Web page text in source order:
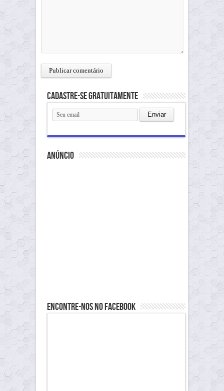
Cadastre-se gratuitamente
anúncio
Encontre-nos no Facebook